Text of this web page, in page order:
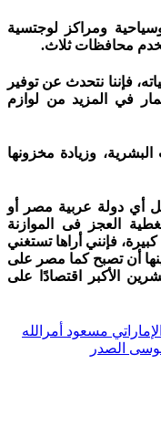
ومراكز لوجتسية
محافظات ثلاث.
فإننا نتحدث عن توفير
في المزيد من لوازم
وزيادة مخزونها
أي دولة عربية مصر أو
العجز فى الموازنة
فإنني أراها تستغني
أن تصبح كما مصر على
الدول العشرين الأكبر اقتصادًا على
مسعود أمرالله
موسى الصدر